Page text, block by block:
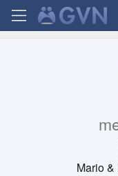
Mario &